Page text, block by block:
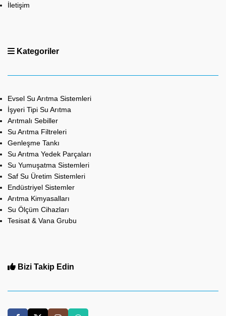
İletişim
Kategoriler
Evsel Su Arıtma Sistemleri
İşyeri Tipi Su Arıtma
Arıtmalı Sebiller
Su Arıtma Filtreleri
Genleşme Tankı
Su Arıtma Yedek Parçaları
Su Yumuşatma Sistemleri
Saf Su Üretim Sistemleri
Endüstriyel Sistemler
Arıtma Kimyasalları
Su Ölçüm Cihazları
Tesisat & Vana Grubu
Bizi Takip Edin